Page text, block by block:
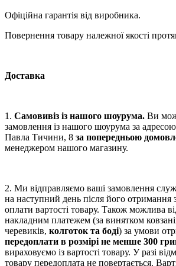
Офіційна гарантія від виробника.
Повернення товару належної якості
Доставка
1. Самовивіз із нашого шоурума. Ви
замовлення із нашого шоурума за
Павла Тичини, 8 за попередньою
менеджером нашого магазину.
2. Ми відправляємо ваші замовлення
на наступний день після його отримання
оплати вартості товару. Також можлива
накладним платежем (за винятком
черевиків, колготок та боді) за умови
передоплати в розмірі не менше 300
вираховуємо із вартості товару. У разі
товару передоплата не повертається.